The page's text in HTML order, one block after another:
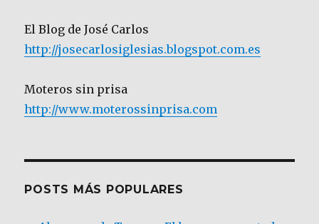
El Blog de José Carlos
http://josecarlosiglesias.blogspot.com.es
Moteros sin prisa
http://www.moterossinprisa.com
POSTS MÁS POPULARES